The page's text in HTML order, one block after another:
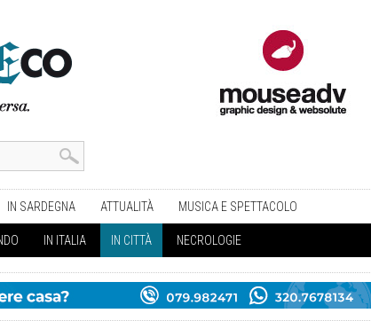
IN SARDEGNA ATTUALITÀ MUSICA E SPETTACOLO
IN ITALIA IN CITTÀ NECROLOGIE